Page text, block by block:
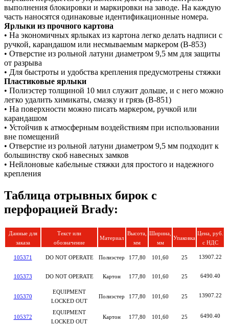
выполнения блокировки и маркировки на заводе. На каждую
часть наносятся одинаковые идентификационные номера.
Ярлыки из прочного картона
• На экономичных ярлыках из картона легко делать надписи с
ручкой, карандашом или несмываемым маркером (B-853)
• Отверстие из рольной латуни диаметром 9,5 мм для защиты
от разрыва
• Для быстроты и удобства крепления предусмотрены стяжки
Пластиковые ярлыки
• Полиэстер толщиной 10 мил служит дольше, и с него можно
легко удалить химикаты, смазку и грязь (B-851)
• На поверхности можно писать маркером, ручкой или
карандашом
• Устойчив к атмосферным воздействиям при использовании
вне помещений
• Отверстие из рольной латуни диаметром 9,5 мм подходит к
большинству скоб навесных замков
• Нейлоновые кабельные стяжки для простого и надежного
крепления
Таблица отрывных бирок с
перфорацией Brady:
Данные для
заказа
Текст или
обозначение
Материал
Высота,
мм
Ширина,
мм
Упаковка
Цена, руб.
с НДС
105371 DO NOT OPERATE Полиэстер 177,80 101,60 25 13907.22
105373 DO NOT OPERATE Картон 177,80 101,60 25 6490.40
105370
EQUIPMENT
LOCKED OUT
Полиэстер 177,80 101,60 25 13907.22
105372
EQUIPMENT
LOCKED OUT
Картон 177,80 101,60 25 6490.40